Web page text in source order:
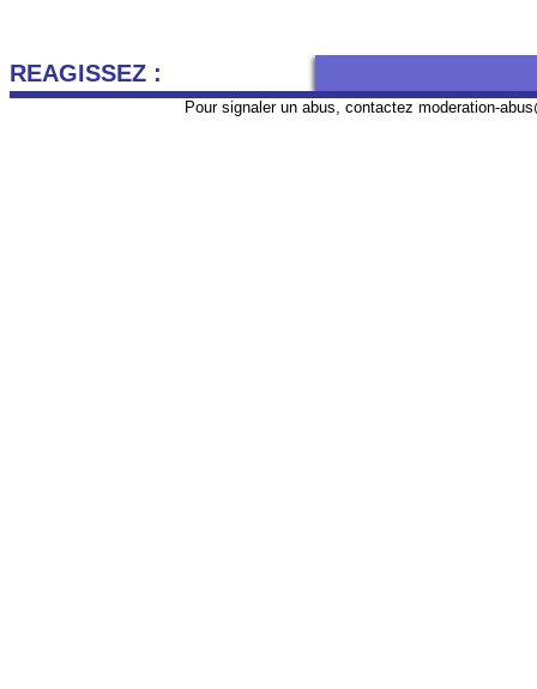
REAGISSEZ :
Pour signaler un abus, contactez moderation-